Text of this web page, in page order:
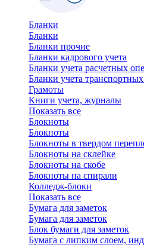
Бланки
Бланки
Бланки прочие
Бланки кадрового учета
Бланки учета расчетных
Бланки учета
Грамоты
Книги учета, журналы
Показать все
Блокноты
Блокноты
Блокноты в твердом
Блокноты на склейке
Блокноты на скобе
Блокноты на спирали
Колледж-блоки
Показать все
Бумага для заметок
Бумага для заметок
Блок бумаги для заметок
Бумага с липким слоем,